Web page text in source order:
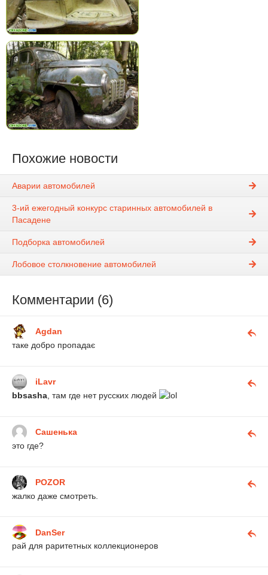
Похожие новости
Аварии автомобилей
3-ий ежегодный конкурс старинных автомобилей в
Пасадене
Подборка автомобилей
Лобовое столкновение автомобилей
Комментарии (6)
Agdan
таке добро пропадає
iLavr
bbsasha , там где нет русских людей
Сашенька
это где?
POZOR
жалко даже смотреть.
DanSer
рай для раритетных коллекционеров